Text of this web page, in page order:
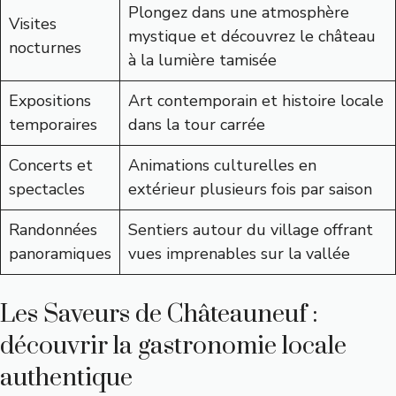
Visites
nocturnes
Plongez dans une atmosphère
mystique et découvrez le château
à la lumière tamisée
Expositions
temporaires
Art contemporain et histoire locale
dans la tour carrée
Concerts et
spectacles
Animations culturelles en
extérieur plusieurs fois par saison
Randonnées
panoramiques
Sentiers autour du village offrant
vues imprenables sur la vallée
Les Saveurs de Châteauneuf :
découvrir la gastronomie locale
authentique